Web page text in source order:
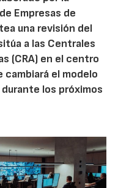
Empresas de
una revisión del
a las Centrales
(CRA) en el centro
cambiará el modelo
los próximos